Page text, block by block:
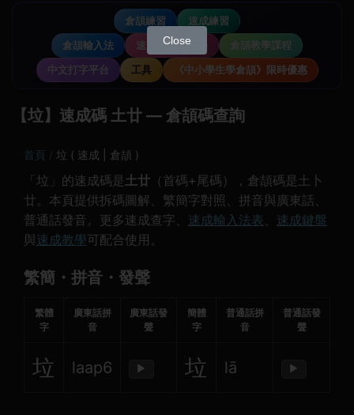
倉頡練習
速成練習
倉頡輸入法
速成輸入法教學
倉頡教學課程
中文打字平台
工具 《中小學生學倉頡》限時優惠
【垃】速成碼 土廿 — 倉頡碼查詢
首頁 垃 ( 速成 | 倉頡 )
「垃」的速成碼是 土廿 （首碼+尾碼），倉頡碼是土卜
廿。本頁提供拆碼圖解、繁簡字對照、拼音與廣東話、
普通話發音。更多速成查字、 速成輸入法表、 速成鍵盤
與速成教學可配合使用。
繁簡・拼音・發聲
繁體
字
廣東話拼
音
廣東話發
聲
簡體
字
普通話拼
音
普通話發
聲
垃 laap6 ▶ 垃 lā ▶
Close